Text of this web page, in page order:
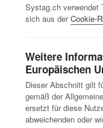
Systag.ch verwendet
sich aus derCookie-
Weitere
Europäischen
Dieser Abschnitt gilt
gemäß der
ersetzt für diese
abweichenden oder